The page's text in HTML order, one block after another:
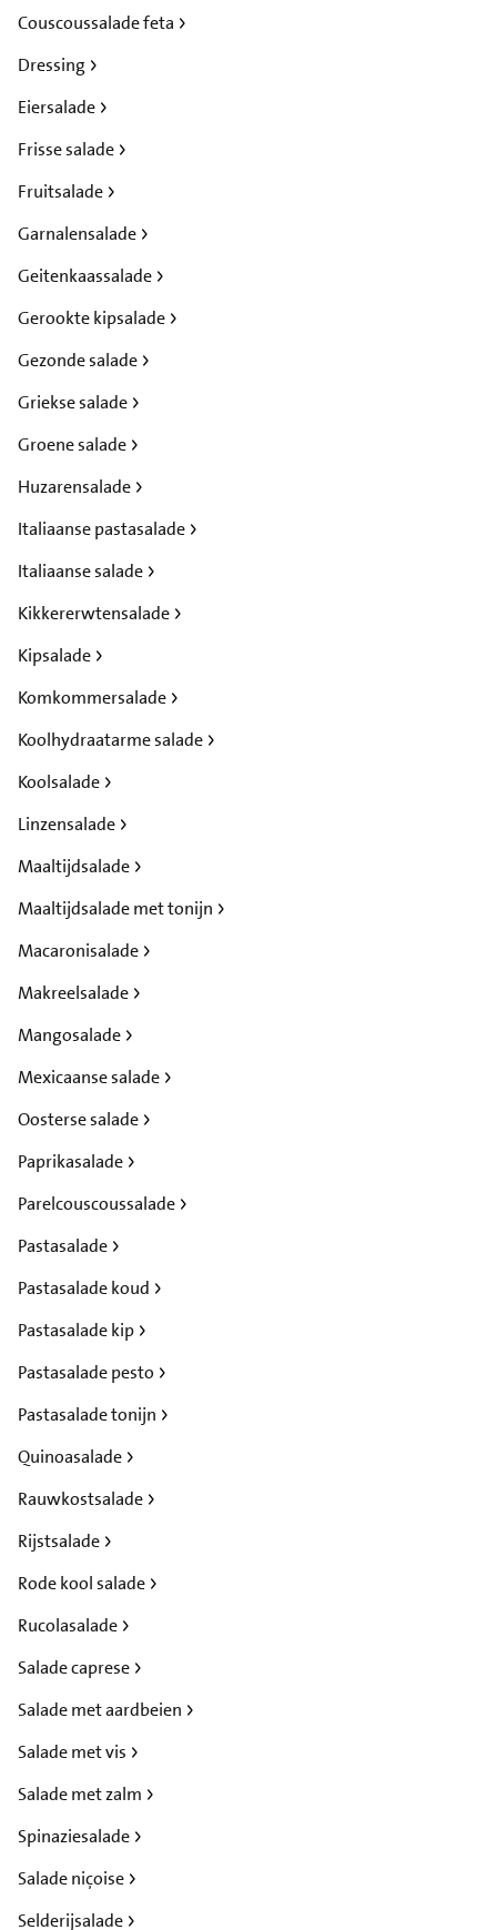
Couscoussalade feta
Dressing
Eiersalade
Frisse salade
Fruitsalade
Garnalensalade
Geitenkaassalade
Gerookte kipsalade
Gezonde salade
Griekse salade
Groene salade
Huzarensalade
Italiaanse pastasalade
Italiaanse salade
Kikkererwtensalade
Kipsalade
Komkommersalade
Koolhydraatarme salade
Koolsalade
Linzensalade
Maaltijdsalade
Maaltijdsalade met tonijn
Macaronisalade
Makreelsalade
Mangosalade
Mexicaanse salade
Oosterse salade
Paprikasalade
Parelcouscoussalade
Pastasalade
Pastasalade koud
Pastasalade kip
Pastasalade pesto
Pastasalade tonijn
Quinoasalade
Rauwkostsalade
Rijstsalade
Rode kool salade
Rucolasalade
Salade caprese
Salade met aardbeien
Salade met vis
Salade met zalm
Spinaziesalade
Salade niçoise
Selderijsalade